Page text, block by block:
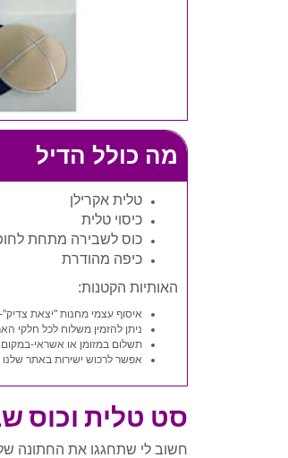
מה כולל הדיל
טלית אקרילן
כיסוי טלית
כוס לשבירה מתחת
כיפה מהודרת
האותיות הקטנות:
איסוף עצמי מחנות "יצאת צדיק"-הרצל
ניתן להזמין משלוח לכל חלקי
תשלום במזומן או אשראי-במקום.
אפשר לרכוש ישירות באתר
סט טלית וכוס
חשוב לי שתחגגו את החתונה